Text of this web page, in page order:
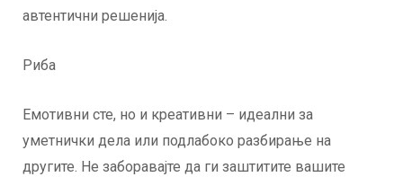
автентични решенија.
Риба
Емотивни сте, но и креативни – идеални за
уметнички дела или подлабоко разбирање на
другите. Не заборавајте да ги заштитите вашите